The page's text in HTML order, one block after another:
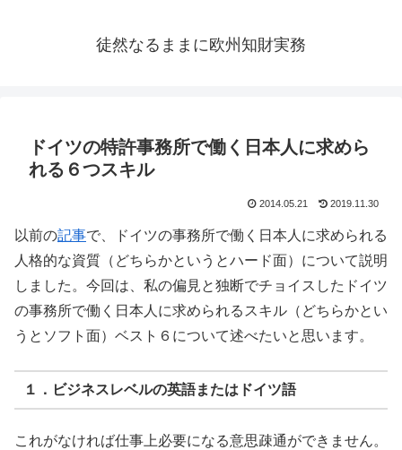
徒然なるままに欧州知財実務
ドイツの特許事務所で働く日本人に求めら
れる６つスキル
2014.05.21 2019.11.30
以前の記事で、ドイツの事務所で働く日本人に求められる
人格的な資質（どちらかというとハード面）について説明
しました。今回は、私の偏見と独断でチョイスしたドイツ
の事務所で働く日本人に求められるスキル（どちらかとい
うとソフト面）ベスト６について述べたいと思います。
１．ビジネスレベルの英語またはドイツ語
これがなければ仕事上必要になる意思疎通ができません。